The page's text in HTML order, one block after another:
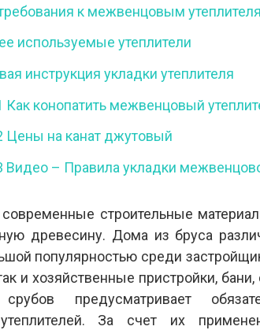
к межвенцовым
используемые утеплители
инструкция укладки утеплителя
Как конопатить межвенцовый
Цены на канат джутовый
Видео – Правила укладки
строительные
древесину. Дома из бруса
популярностью среди
и хозяйственные пристройки, бани,
срубов предусматривает
За счет их